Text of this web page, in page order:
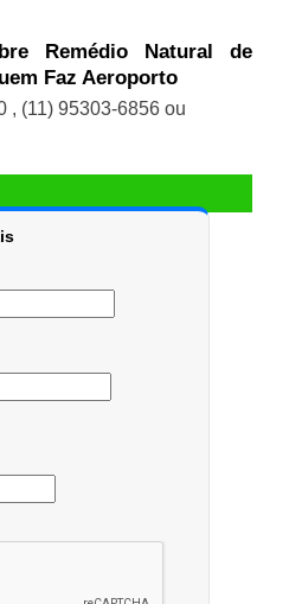
Remédio Natural de
Faz Aeroporto
, (11) 95303-6856 ou